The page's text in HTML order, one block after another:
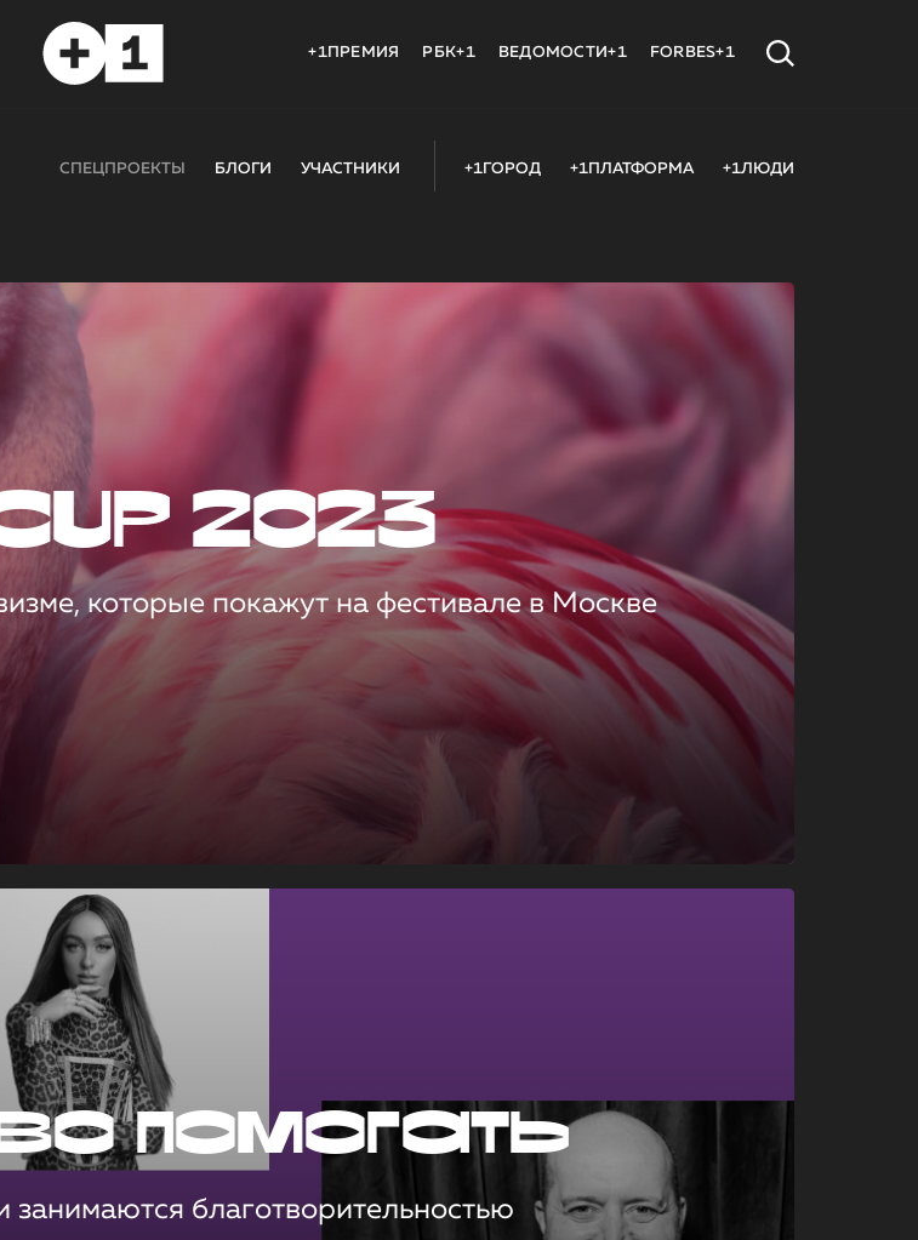
+1ПРЕМИЯ РБК+1 ВЕДОМОСТИ+1 FORBES+1
СПЕЦПРОЕКТЫ БЛОГИ УЧАСТНИКИ +1ГОРОД +1ПЛАТФОРМА +1ЛЮДИ
2023
которые покажут на фестивале в Москве
помогать
благотворительностью